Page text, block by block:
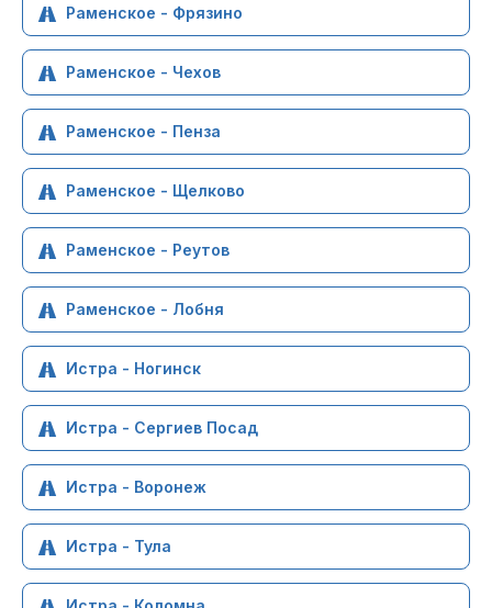
Раменское - Фрязино
Раменское - Чехов
Раменское - Пенза
Раменское - Щелково
Раменское - Реутов
Раменское - Лобня
Истра - Ногинск
Истра - Сергиев Посад
Истра - Воронеж
Истра - Тула